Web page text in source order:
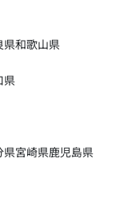
県和歌山県
県
県宮崎県鹿児島県